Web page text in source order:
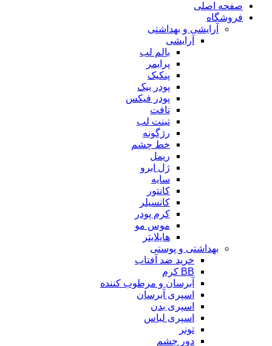
صفحه اصلی
فروشگاه
آرایشی و بهداشتی
آرایشی
بالم لب
پرایمر
پنکیک
پودر بیک
پودر فیکس
تافت
تینت لب
رژگونه
خط چشم
ریمل
ژل ابرو
سایه
کانتور
کانسیلر
کرم پودر
موس مو
هایلایتر
بهداشتی و پوستی
خرید ضد آفتاب
BB کرم
آبرسان و مرطوب کننده
اسپری آبرسان
اسپری بدن
اسپری لباس
تونر
دور چشم